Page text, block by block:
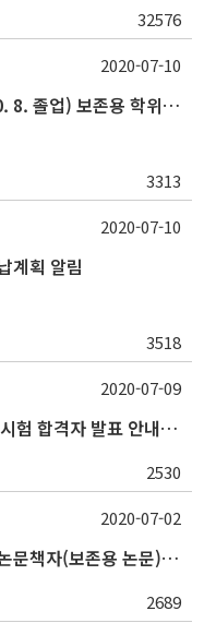
32576
2019학년도 후기 학위수여(2020. 8. 졸업) 보존용 학위논문 제출 관련 안내
3313
2020-07-10
계획 알림
3518
2020-07-10
2020학년도 2학기 논문제출자격시험 합격자 발표 안내(7/10 오전)
2530
2020-07-09
[필독] 2020-1학기 석·박사학위 논문책자(보존용 논문) 및 원문파일 제출 안내
2689
2020-07-02